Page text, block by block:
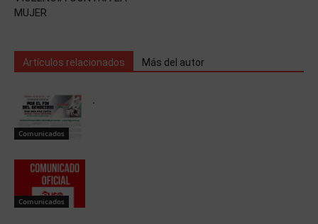
MUJER
Artículos relacionados Más del autor
Comunicados
.
Comunicados